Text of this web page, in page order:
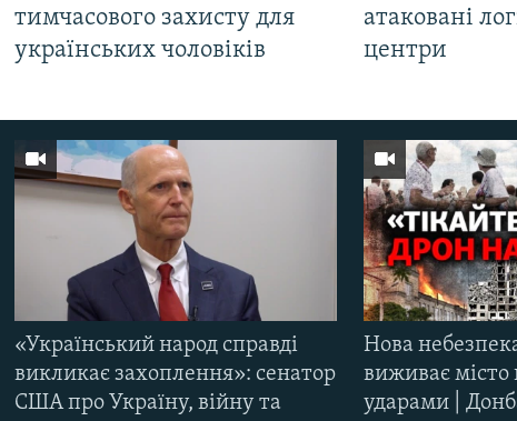
тимчасового захисту для
українських чоловіків
атаковані
центри
«Український народ справді
викликає захоплення»: сенатор
США про Україну, війну та
Нова
виживає місто
ударами |